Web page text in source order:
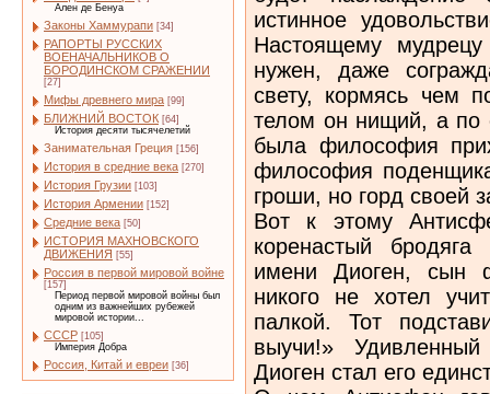
Ален де Бенуа
Законы Хаммурапи [34]
РАПОРТЫ РУССКИХ
ВОЕНАЧАЛЬНИКОВ О
БОРОДИНСКОМ СРАЖЕНИИ
[27]
Мифы древнего мира [99]
БЛИЖНИЙ ВОСТОК [64]
История десяти тысячелетий
Занимательная Греция [156]
История в средние века [270]
История Грузии [103]
История Армении [152]
Средние века [50]
ИСТОРИЯ МАХНОВСКОГО
ДВИЖЕНИЯ [55]
Россия в первой мировой войне
[157]
Период первой мировой войны был
одним из важнейших рубежей
мировой истории...
СССР [105]
Империя Добра
Россия, Китай и евреи [36]
истинное
Настоящему
нужен, даже
свету, кормясь чем
телом он нищий, а по
была философия
философия
гроши, но горд своей
Вот к этому
коренастый
имени Диоген, сын
никого не хотел
палкой. Тот
выучи!»
Диоген стал его